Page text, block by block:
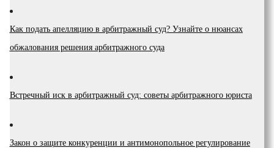
Как подать апелляцию в арбитражный суд? Узнайте о нюансах
обжалования решения арбитражного суда
Встречный иск в арбитражный суд: советы арбитражного юриста
Закон о защите конкуренции и антимонопольное регулирование